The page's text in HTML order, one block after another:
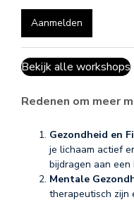
Aanmelden
Bekijk alle workshops
Redenen om meer
Gezondheid en
je lichaam actief
bijdragen aan
Mentale
therapeutisch zijn